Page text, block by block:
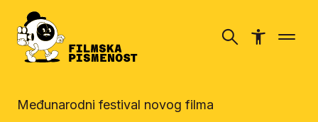
Međunarodni festival novog filma